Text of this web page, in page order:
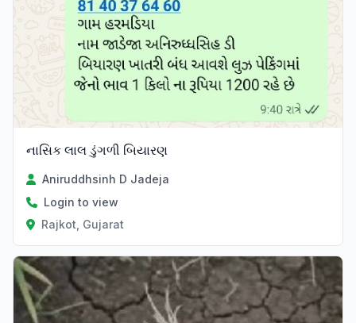
નાસિક લાલ ડુંગળી બિયારણ
Aniruddhsinh D Jadeja
Login to view
Rajkot, Gujarat